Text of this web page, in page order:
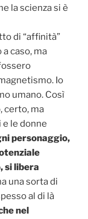
la scienza si è
di “affinità”
caso, ma
Io
umano. Così
certo, ma
le donne
personaggio,
si libera
una sorta di
al di là
nel